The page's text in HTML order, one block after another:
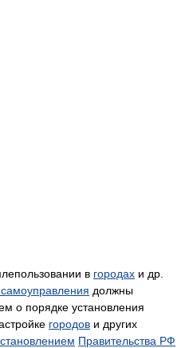
в городах и др.
должны
о порядке установления
городов и других
Правительства РФ